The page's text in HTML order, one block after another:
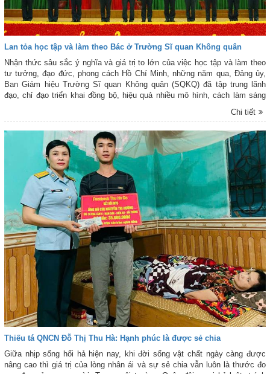
Lan tỏa học tập và làm theo Bác ở Trường Sĩ quan Không quân
Nhận thức sâu sắc ý nghĩa và giá trị to lớn của việc học tập và làm theo
tư tưởng, đạo đức, phong cách Hồ Chí Minh, những năm qua, Đảng ủy,
Ban Giám hiệu Trường Sĩ quan Không quân (SQKQ) đã tập trung lãnh
đạo, chỉ đạo triển khai đồng bộ, hiệu quả nhiều mô hình, cách làm sáng
tạo. Qua đó, việc học và làm theo lời Bác ngày càng lan tỏa sâu rộng, trở
thành động lực quan trọng góp phần xây dựng Nhà trường VMTD “mẫu
Chi tiết
Thiếu tá QNCN Đỗ Thị Thu Hà: Hạnh phúc là được sẻ chia
Giữa nhịp sống hối hả hiện nay, khi đời sống vật chất ngày càng được
nâng cao thì giá trị của lòng nhân ái và sự sẻ chia vẫn luôn là thước đo